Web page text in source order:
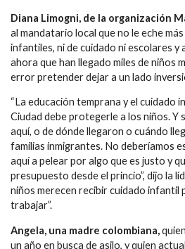
Diana Limogni, de la organización
al mandatario local que no le eche
infantiles, ni de cuidado ni escolares
ahora que han llegado miles de niños
error pretender dejar a un lado
“La educación temprana y el cuidado
Ciudad debe protegerle a los niños. Y
aquí, o de dónde llegaron o cuándo
familias inmigrantes. No deberíamos
aquí a pelear por algo que es justo y
presupuesto desde el princio”, dijo la
niños merecen recibir cuidado infantil
trabajar”.
Angela, una madre colombiana,
un año en busca de asilo, y quien